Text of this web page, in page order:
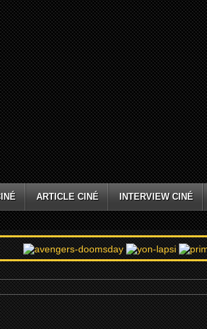
ARTICLE CINÉ INTERVIEW CINÉ